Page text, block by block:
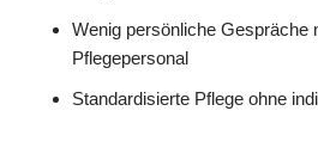
Wenig persönliche Gespräche
Pflegepersonal
Standardisierte Pflege ohne